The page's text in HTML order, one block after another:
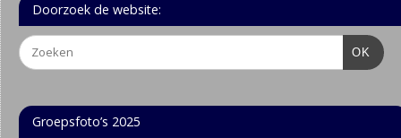
Doorzoek de website:
OK
Groepsfoto’s 2025